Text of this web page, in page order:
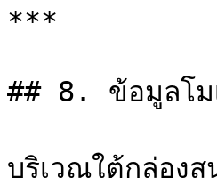
***
## 8. ข้อมูลโม
บริเวณใต้กล่อง